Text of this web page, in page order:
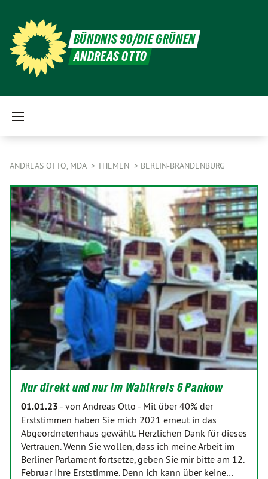
BÜNDNIS 90/DIE GRÜNEN
ANDREAS OTTO
ANDREAS OTTO, MDA THEMEN BERLIN-BRANDENBURG
Nur direkt und nur im Wahlkreis 6 Pankow
01.01.23 - von Andreas Otto - Mit über 40% der
Erststimmen haben Sie mich 2021 erneut in das
Abgeordnetenhaus gewählt. Herzlichen Dank für dieses
Vertrauen. Wenn Sie wollen, dass ich mei­ne Arbeit im
Berliner Parlament fortsetze, geben Sie mir bitte am 12.
Februar Ihre Erststimme. Denn ich kann über keine…